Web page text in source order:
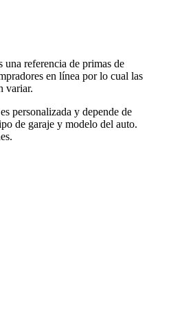
referencia de primas de
en línea por lo cual las
variar.
personalizada y depende de
de garaje y modelo del auto.